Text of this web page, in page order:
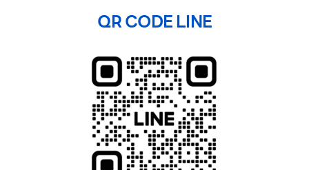
QR CODE LINE